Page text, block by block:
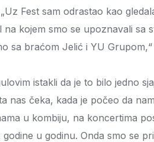
Fest sam odrastao kao
kojem smo se upoznavali sa
sa braćom Jelić i YU
istakli da je to bilo jedno
nas čeka, kada je počeo da
u kombiju, na koncertima
u godinu. Onda smo se